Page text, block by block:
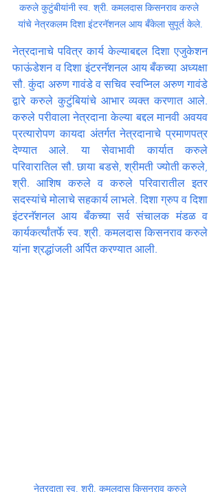
करुले कुटुंबीयांनी स्व. श्री. कमलदास किसनराव करुले
यांचे नेत्रकलम दिशा इंटरनॅशनल आय बँकेला सुपूर्त केले.
नेत्रदानाचे पवित्र कार्य केल्याबद्दल दिशा एजुकेशन
फाऊंडेशन व दिशा इंटरनॅशनल आय बँकच्या अध्यक्षा
सौ. कुंदा अरुण गावंडे व सचिव स्वप्निल अरुण गावंडे
द्वारे करुले कुटुंबियांचे आभार व्यक्त करणात आले.
करुले परीवाला नेत्रदाना केल्या बद्दल मानवी अवयव
प्रत्यारोपण कायदा अंतर्गत नेत्रदानाचे प्रमाणपत्र
देण्यात आले. या सेवाभावी कार्यात करुले
परिवारातिल सौ. छाया बडसे, श्रीमती ज्योती करुले,
श्री. आशिष करुले व करुले परिवारातील इतर
सदस्यांचे मोलाचे सहकार्य लाभले. दिशा ग्रुप व दिशा
इंटरनॅशनल आय बँकच्या सर्व संचालक मंडळ व
कार्यकर्त्यांतर्फे स्व. श्री. कमलदास किसनराव करुले
यांना श्रद्धांजली अर्पित करण्यात आली.
नेत्रदाता स्व. श्री. कमलदास किसनराव करुले